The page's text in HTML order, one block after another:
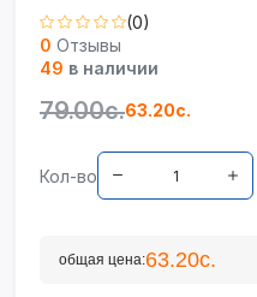
(0)
0 Отзывы
49 в наличии
79.00с.63.20с.
Кол-во
общая цена:63.20с.